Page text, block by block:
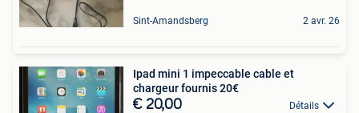
Sint-Amandsberg 2 avr. 26
Ipad mini 1 impeccable cable et
chargeur fournis 20€
€ 20,00 Détails